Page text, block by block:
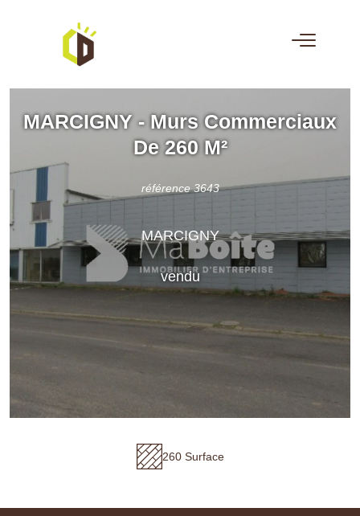
MARCIGNY - Murs Commerciaux
De 260 M²
référence 3643
MARCIGNY
vendu
260 Surface